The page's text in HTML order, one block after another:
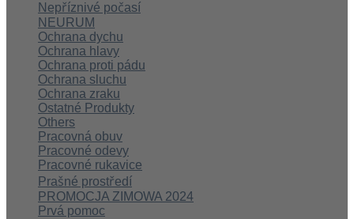
Nepříznivé počasí
NEURUM
Ochrana dychu
Ochrana hlavy
Ochrana proti pádu
Ochrana sluchu
Ochrana zraku
Ostatné Produkty
Others
Pracovná obuv
Pracovné odevy
Pracovné rukavice
Prašné prostředí
PROMOCJA ZIMOWA 2024
Prvá pomoc